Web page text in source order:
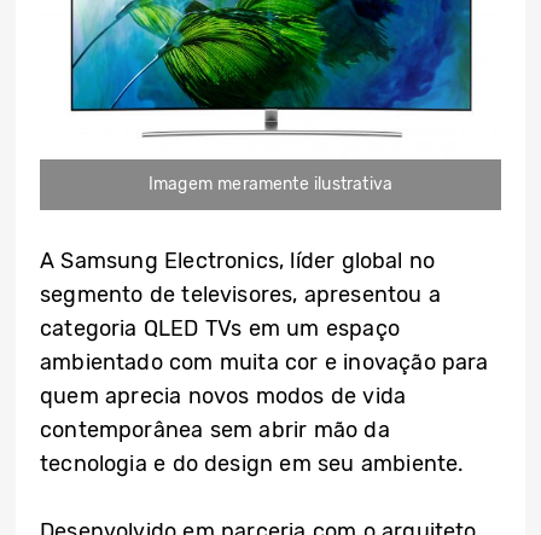
Imagem meramente ilustrativa
A Samsung Electronics, líder global no
segmento de televisores, apresentou a
categoria QLED TVs em um espaço
ambientado com muita cor e inovação para
quem aprecia novos modos de vida
contemporânea sem abrir mão da
tecnologia e do design em seu ambiente.